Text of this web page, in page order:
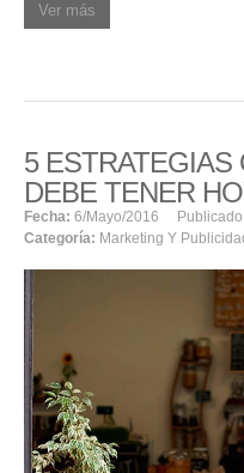
Ver más
5
DEBE TENER
Fecha: 6/mayo/2016
Categoría: Marketing Y